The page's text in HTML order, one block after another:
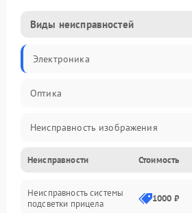
Виды неисправностей
Электроника
Оптика
Неисправность изображения
Механические повреждения
Неисправность фокусировки и
Неисправности Стоимость
Неисправность системы
подсветки прицела
1000 ₽